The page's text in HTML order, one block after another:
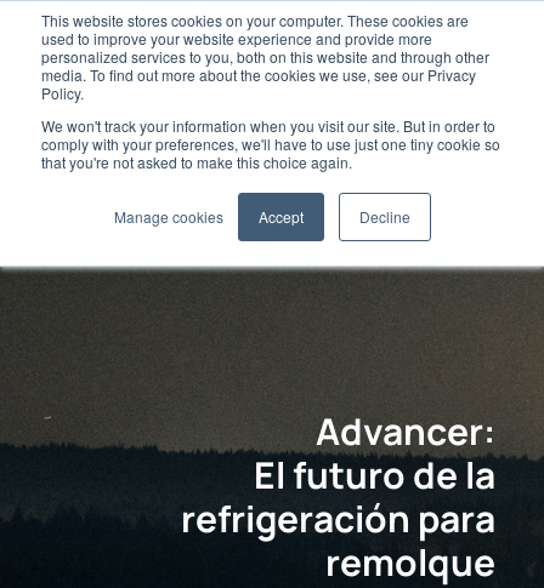
This website stores cookies on your computer. These cookies are
used to improve your website experience and provide more
personalized services to you, both on this website and through other
media. To find out more about the cookies we use, see our Privacy
Policy.
We won't track your information when you visit our site. But in order to
comply with your preferences, we'll have to use just one tiny cookie so
that you're not asked to make this choice again.
Manage cookies Accept Decline
Advancer:
El futuro de la
refrigeración para
remolque